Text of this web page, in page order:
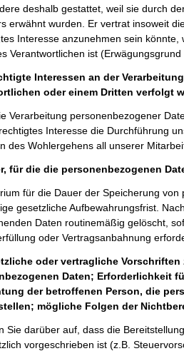
deshalb gestattet, weil sie durch
erwähnt wurden. Er vertrat insoweit
Interesse anzunehmen sein
Verantwortlichen ist
Interessen an der
oder einem Dritten verfolgt
Verarbeitung personenbezogener
Interesse die Durchführung
des Wohlergehens all unserer
für die die personenbezogenen
für die Dauer der Speicherung
gesetzliche Aufbewahrungsfrist.
Daten routinemäßig gelöscht,
oder Vertragsanbahnung
oder vertragliche
Daten; Erforderlichkeit
der betroffenen Person, die
mögliche Folgen der
Sie darüber auf, dass die
vorgeschrieben ist (z.B.